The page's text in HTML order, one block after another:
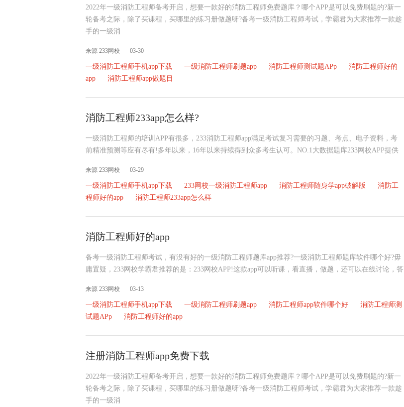
2022年一级消防工程师备考开启，想要一款好的消防工程师免费题库？哪个APP是可以免费刷题的?新一
轮备考之际，除了买课程，买哪里的练习册做题呀?备考一级消防工程师考试，学霸君为大家推荐一款趁
手的一级消
来源 233网校 03-30
一级消防工程师手机app下载 一级消防工程师刷题app 消防工程师测试题APp
消防工程师好的
app
消防工程师app做题目
消防工程师233app怎么样?
一级消防工程师的培训APP有很多，233消防工程师app满足考试复习需要的习题、考点、电子资料，考
前精准预测等应有尽有!多年以来，16年以来持续得到众多考生认可。NO.1大数据题库233网校APP提供
来源 233网校 03-29
一级消防工程师手机app下载 233网校一级消防工程师app 消防工程师随身学app破解版
消防工
程师好的app
消防工程师233app怎么样
消防工程师好的app
备考一级消防工程师考试，有没有好的一级消防工程师题库app推荐?一级消防工程师题库软件哪个好?毋
庸置疑，233网校学霸君推荐的是：233网校APP!这款app可以听课，看直播，做题，还可以在线讨论，答
来源 233网校 03-13
一级消防工程师手机app下载 一级消防工程师刷题app 消防工程师app软件哪个好
消防工程师测
试题APp
消防工程师好的app
注册消防工程师app免费下载
2022年一级消防工程师备考开启，想要一款好的消防工程师免费题库？哪个APP是可以免费刷题的?新一
轮备考之际，除了买课程，买哪里的练习册做题呀?备考一级消防工程师考试，学霸君为大家推荐一款趁
手的一级消